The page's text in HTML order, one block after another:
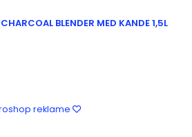
BLENDER MED KANDE 1,5L
reklame